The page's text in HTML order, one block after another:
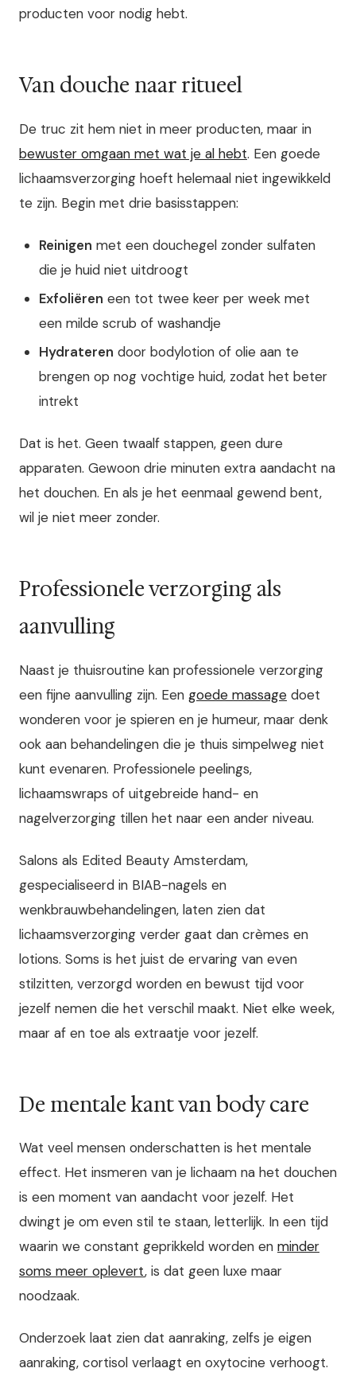
producten voor nodig hebt.
Van douche naar ritueel
De truc zit hem niet in meer producten, maar in
bewuster omgaan met wat je al hebt. Een goede
lichaamsverzorging hoeft helemaal niet ingewikkeld
te zijn. Begin met drie basisstappen:
Reinigen met een douchegel zonder sulfaten
die je huid niet uitdroogt
Exfoliëren een tot twee keer per week met
een milde scrub of washandje
Hydrateren door bodylotion of olie aan te
brengen op nog vochtige huid, zodat het beter
intrekt
Dat is het. Geen twaalf stappen, geen dure
apparaten. Gewoon drie minuten extra aandacht na
het douchen. En als je het eenmaal gewend bent,
wil je niet meer zonder.
Professionele verzorging als
aanvulling
Naast je thuisroutine kan professionele verzorging
een fijne aanvulling zijn. Een goede massage doet
wonderen voor je spieren en je humeur, maar denk
ook aan behandelingen die je thuis simpelweg niet
kunt evenaren. Professionele peelings,
lichaamswraps of uitgebreide hand- en
nagelverzorging tillen het naar een ander niveau.
Salons als Edited Beauty Amsterdam,
gespecialiseerd in BIAB-nagels en
wenkbrauwbehandelingen, laten zien dat
lichaamsverzorging verder gaat dan crèmes en
lotions. Soms is het juist de ervaring van even
stilzitten, verzorgd worden en bewust tijd voor
jezelf nemen die het verschil maakt. Niet elke week,
maar af en toe als extraatje voor jezelf.
De mentale kant van body care
Wat veel mensen onderschatten is het mentale
effect. Het insmeren van je lichaam na het douchen
is een moment van aandacht voor jezelf. Het
dwingt je om even stil te staan, letterlijk. In een tijd
waarin we constant geprikkeld worden en minder
soms meer oplevert, is dat geen luxe maar
noodzaak.
Onderzoek laat zien dat aanraking, zelfs je eigen
aanraking, cortisol verlaagt en oxytocine verhoogt.